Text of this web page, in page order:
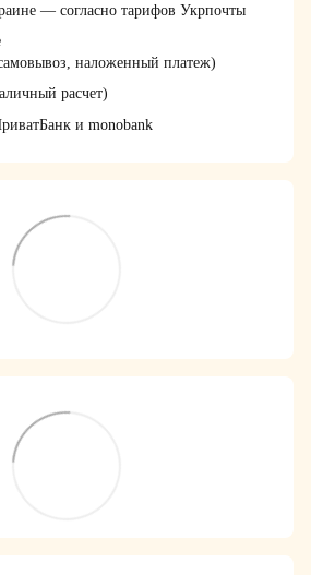
— согласно тарифов Укрпочты
наложенный платеж)
расчет)
и monobank